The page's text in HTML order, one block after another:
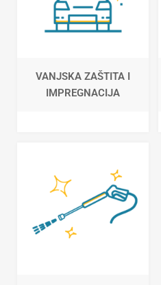
VANJSKA ZAŠTITA I
IMPREGNACIJA